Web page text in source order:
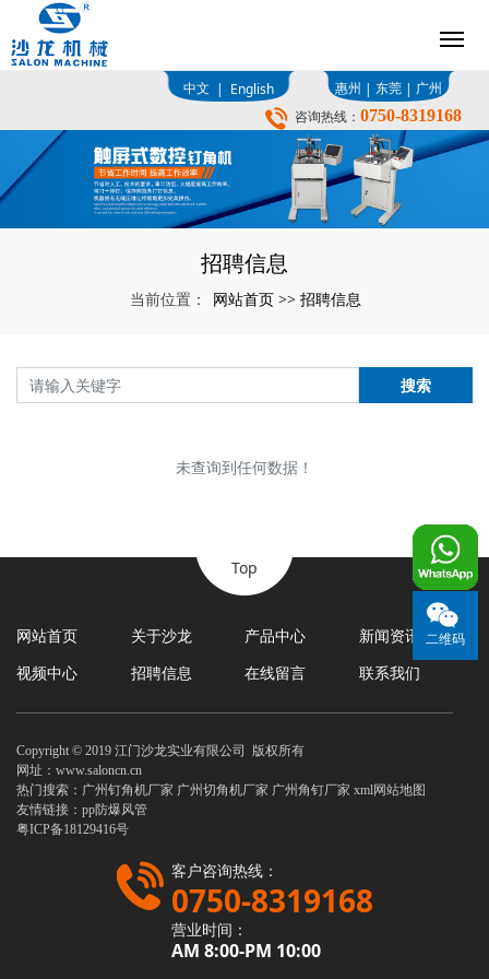
咨询热线： 0750-8319168
中文 | English 惠州 | 东莞 | 广州
招聘信息
当前位置： 网站首页 >> 招聘信息
搜索
未查询到任何数据！
Top
网站首页 关于沙龙 产品中心
新闻资讯
视频中心
招聘信息 在线留言 联系我们
Copyright © 2019 江门沙龙实业有限公司 版权所有
网址： www.saloncn.cn
热门搜索： 广州钉角机厂家 广州切角机厂家 广州角钉厂家 xml网站地图
友情链接： pp防爆风管
粤ICP备18129416号
客户咨询热线：
0750-8319168
营业时间：
AM 8:00-PM 10:00
二维码